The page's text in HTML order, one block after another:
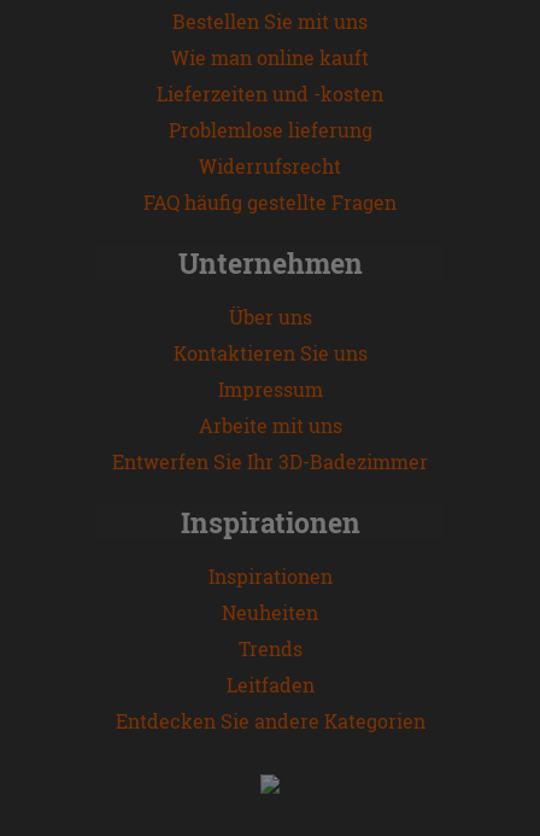
Bestellen Sie mit uns
Wie man online kauft
Lieferzeiten und -kosten
Problemlose lieferung
Widerrufsrecht
FAQ häufig gestellte Fragen
Unternehmen
Über uns
Kontaktieren Sie uns
Impressum
Arbeite mit uns
Entwerfen Sie Ihr 3D-Badezimmer
Inspirationen
Inspirationen
Neuheiten
Trends
Leitfaden
Entdecken Sie andere Kategorien